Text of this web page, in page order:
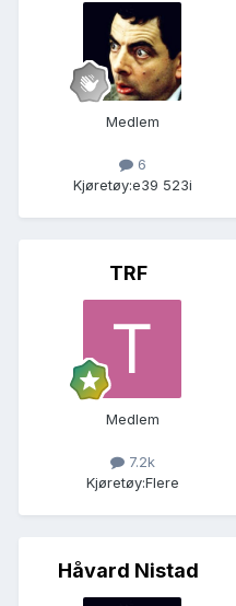
Medlem
6
Kjøretøy:e39 523i
TRF
Medlem
7.2k
Kjøretøy:Flere
Håvard Nistad